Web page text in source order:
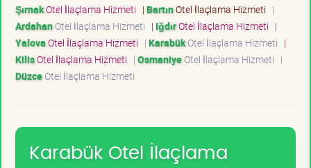
ŞırnakOtel İlaçlama Hizmeti | BartınOtel İlaçlama Hizmeti |
ArdahanOtel İlaçlama Hizmeti | IğdırOtel İlaçlama Hizmeti |
YalovaOtel İlaçlama Hizmeti | KarabükOtel İlaçlama Hizmeti |
KilisOtel İlaçlama Hizmeti | OsmaniyeOtel İlaçlama Hizmeti |
DüzceOtel İlaçlama Hizmeti
Karabük Otel İlaçlama